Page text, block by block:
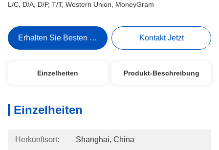
L/C, D/A, D/P, T/T, Western Union, MoneyGram
Erhalten Sie Besten Preis Kontakt Jetzt
Einzelheiten Produkt-Beschreibung
Einzelheiten
Herkunftsort: Shanghai, China